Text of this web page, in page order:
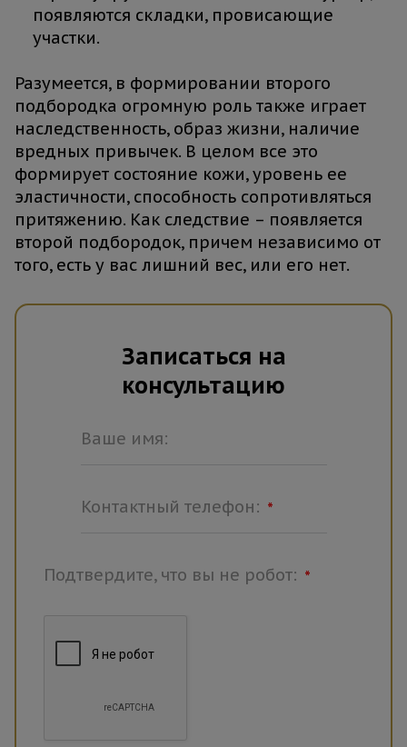
появляются складки, провисающие
участки.
Разумеется, в формировании второго
подбородка огромную роль также играет
наследственность, образ жизни, наличие
вредных привычек. В целом все это
формирует состояние кожи, уровень ее
эластичности, способность сопротивляться
притяжению. Как следствие – появляется
второй подбородок, причем независимо от
того, есть у вас лишний вес, или его нет.
Записаться на
консультацию
Ваше имя:
Контактный телефон: *
Подтвердите, что вы не робот: *